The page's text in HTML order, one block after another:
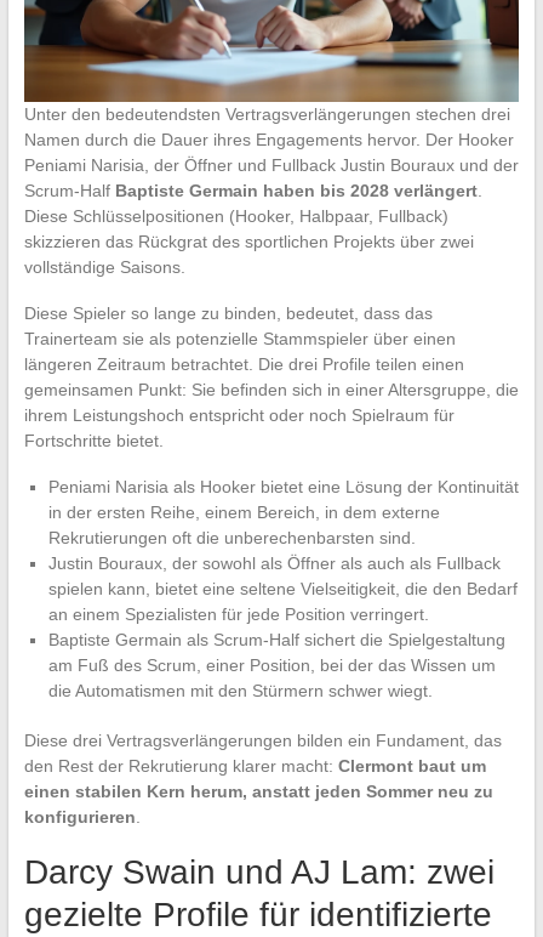
Unter den bedeutendsten Vertragsverlängerungen stechen drei
Namen durch die Dauer ihres Engagements hervor. Der Hooker
Peniami Narisia, der Öffner und Fullback Justin Bouraux und der
Scrum-Half Baptiste Germain haben bis 2028 verlängert.
Diese Schlüsselpositionen (Hooker, Halbpaar, Fullback)
skizzieren das Rückgrat des sportlichen Projekts über zwei
vollständige Saisons.
Diese Spieler so lange zu binden, bedeutet, dass das
Trainerteam sie als potenzielle Stammspieler über einen
längeren Zeitraum betrachtet. Die drei Profile teilen einen
gemeinsamen Punkt: Sie befinden sich in einer Altersgruppe, die
ihrem Leistungshoch entspricht oder noch Spielraum für
Fortschritte bietet.
Peniami Narisia als Hooker bietet eine Lösung der Kontinuität
in der ersten Reihe, einem Bereich, in dem externe
Rekrutierungen oft die unberechenbarsten sind.
Justin Bouraux, der sowohl als Öffner als auch als Fullback
spielen kann, bietet eine seltene Vielseitigkeit, die den Bedarf
an einem Spezialisten für jede Position verringert.
Baptiste Germain als Scrum-Half sichert die Spielgestaltung
am Fuß des Scrum, einer Position, bei der das Wissen um
die Automatismen mit den Stürmern schwer wiegt.
Diese drei Vertragsverlängerungen bilden ein Fundament, das
den Rest der Rekrutierung klarer macht: Clermont baut um
einen stabilen Kern herum, anstatt jeden Sommer neu zu
konfigurieren.
Darcy Swain und AJ Lam: zwei
gezielte Profile für identifizierte